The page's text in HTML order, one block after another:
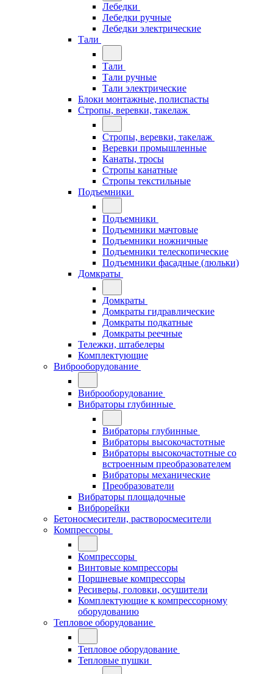
Лебедки
Лебедки ручные
Лебедки электрические
Тали
Тали
Тали ручные
Тали электрические
Блоки монтажные, полиспасты
Стропы, веревки, такелаж
Стропы, веревки, такелаж
Веревки промышленные
Канаты, тросы
Стропы канатные
Стропы текстильные
Подъемники
Подъемники
Подъемники мачтовые
Подъемники ножничные
Подъемники телескопические
Подъемники фасадные (люльки)
Домкраты
Домкраты
Домкраты гидравлические
Домкраты подкатные
Домкраты реечные
Тележки, штабелеры
Комплектующие
Виброоборудование
Виброоборудование
Вибраторы глубинные
Вибраторы глубинные
Вибраторы высокочастотные
Вибраторы высокочастотные со
встроенным преобразователем
Вибраторы механические
Преобразователи
Вибраторы площадочные
Виброрейки
Бетоносмесители, растворосмесители
Компрессоры
Компрессоры
Винтовые компрессоры
Поршневые компрессоры
Ресиверы, головки, осушители
Комплектующие к компрессорному
оборудованию
Тепловое оборудование
Тепловое оборудование
Тепловые пушки